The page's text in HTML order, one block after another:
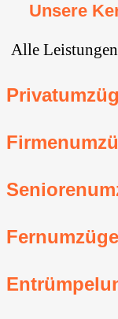
Unsere
Alle
Fernumzüge